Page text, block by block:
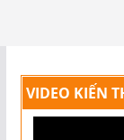
VIDEO KIẾN